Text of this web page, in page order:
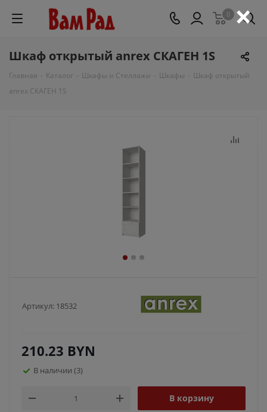
0
Шкаф открытый anrex СКАГЕН 1S
Главная - Каталог - Шкафы и Стеллажи - Шкафы - Шкаф открытый
anrex СКАГЕН 1S
Артикул: 18532
210.23 BYN
В наличии (3)
В корзину
×